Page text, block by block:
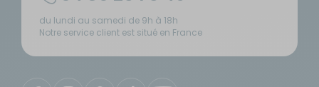
du lundi au samedi de 9h à 18h
Notre service client est situé en France